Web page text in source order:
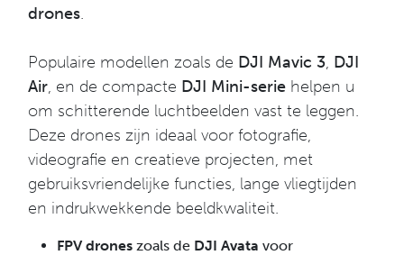
drones.
Populaire modellen zoals de DJI Mavic 3, DJI
Air, en de compacte DJI Mini-serie helpen u
om schitterende luchtbeelden vast te leggen.
Deze drones zijn ideaal voor fotografie,
videografie en creatieve projecten, met
gebruiksvriendelijke functies, lange vliegtijden
en indrukwekkende beeldkwaliteit.
FPV drones zoals de DJI Avata voor